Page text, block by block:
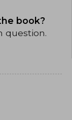
book?
question.